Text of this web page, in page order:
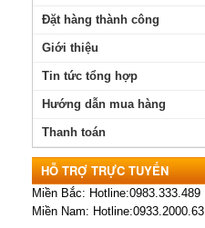
Đặt hàng thành công
Giới thiệu
Tin tức tổng hợp
Hướng dẫn mua hàng
Thanh toán
HỖ TRỢ TRỰC TUYẾN
Miền Bắc: Hotline:0983.333.489
Miền Nam: Hotline:0933.2000.63